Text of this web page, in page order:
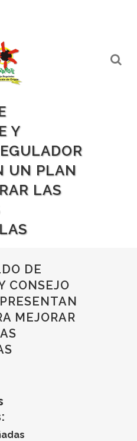
Y
UN PLAN
LAS
DE
CONSEJO
MEJORAR